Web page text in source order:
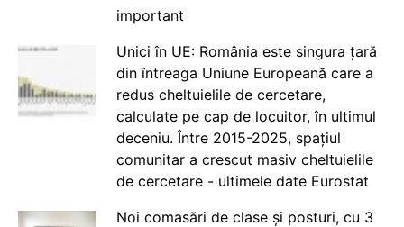
important
Unici în UE: România este singura țară
din întreaga Uniune Europeană care a
redus cheltuielile de cercetare,
calculate pe cap de locuitor, în ultimul
deceniu. Între 2015-2025, spațiul
comunitar a crescut masiv cheltuielile
de cercetare - ultimele date Eurostat
Noi comasări de clase și posturi, cu 3